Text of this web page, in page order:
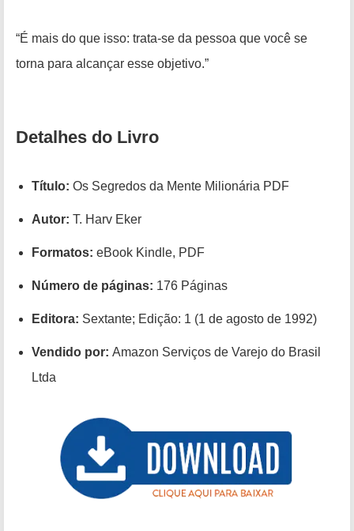
“É mais do que isso: trata-se da pessoa que você se
torna para alcançar esse objetivo.”
Detalhes do Livro
Título: Os Segredos da Mente Milionária PDF
Autor: T. Harv Eker
Formatos: eBook Kindle, PDF
Número de páginas: 176 Páginas
Editora: Sextante; Edição: 1 (1 de agosto de 1992)
Vendido por: Amazon Serviços de Varejo do Brasil
Ltda